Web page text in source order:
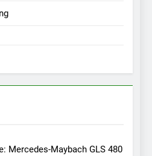
Mercedes-Maybach GLS 480